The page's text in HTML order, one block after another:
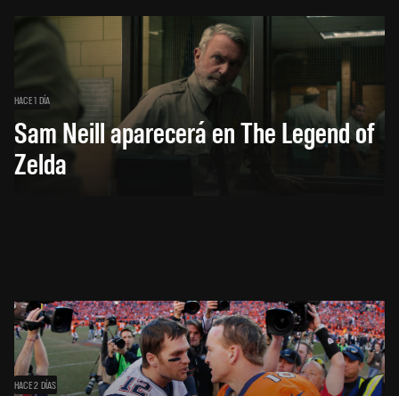
HACE 1 DÍA
Sam Neill aparecerá en The Legend of
Zelda
HACE 2 DÍAS